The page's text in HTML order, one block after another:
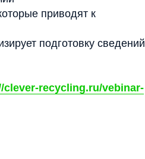
приводят к
подготовку сведений
clever-recycling.ru/vebinar-